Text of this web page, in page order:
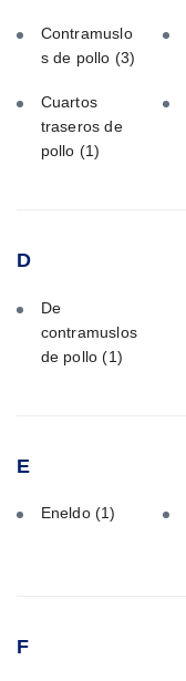
Contramuslo
s de pollo (3)
Cuartos
traseros de
pollo (1)
D
De
contramuslos
de pollo(1)
E
Eneldo (1)
F